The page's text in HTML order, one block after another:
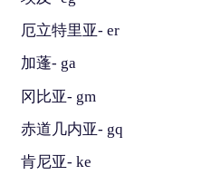
厄立特里亚- er
加蓬- ga
冈比亚- gm
赤道几内亚- gq
肯尼亚- ke